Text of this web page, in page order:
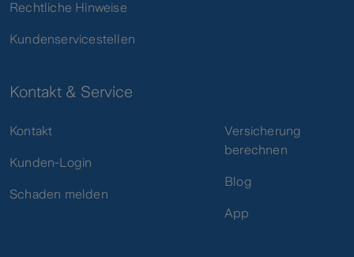
Rechtliche Hinweise
Kundenservicestellen
Kontakt & Service
Kontakt
Kunden-Login
Schaden melden
Versicherung
berechnen
Blog
App